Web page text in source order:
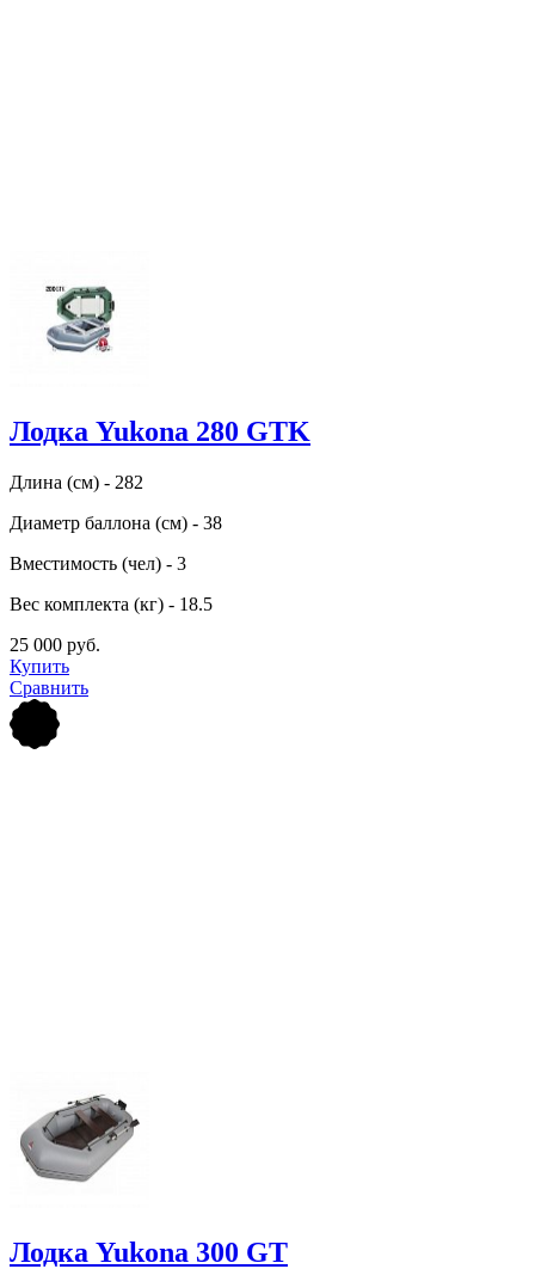
Лодка Yukona 280 GTK
Длина (см) - 282
Диаметр баллона (см) - 38
Вместимость (чел) - 3
Вес комплекта (кг) - 18.5
25 000 руб.
Купить
Сравнить
Лодка Yukona 300 GT